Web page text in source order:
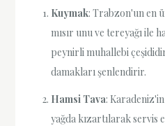
Kuymak: Trabzon'un en
mısır unu ve tereyağı ile
peynirli muhallebi
damakları şenlendirir.
Hamsi Tava:
yağda kızartılarak servis